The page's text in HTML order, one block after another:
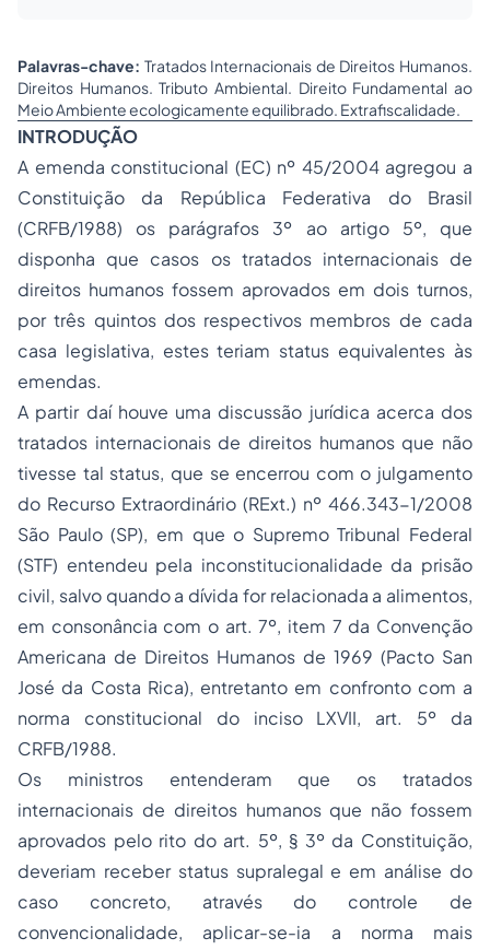
Palavras-chave: Tratados Internacionais de Direitos Humanos.
Direitos Humanos. Tributo Ambiental. Direito Fundamental ao
Meio Ambiente ecologicamente equilibrado. Extrafiscalidade.
INTRODUÇÃO
A emenda constitucional (EC) nº 45/2004 agregou a
Constituição da República Federativa do Brasil
(CRFB/1988) os parágrafos 3º ao artigo 5º, que
disponha que casos os tratados internacionais de
direitos humanos fossem aprovados em dois turnos,
por três quintos dos respectivos membros de cada
casa legislativa, estes teriam status equivalentes às
emendas.
A partir daí houve uma discussão jurídica acerca dos
tratados internacionais de direitos humanos que não
tivesse tal status, que se encerrou com o julgamento
do Recurso Extraordinário (RExt.) nº 466.343-1/2008
São Paulo (SP), em que o Supremo Tribunal Federal
(STF) entendeu pela inconstitucionalidade da prisão
civil, salvo quando a dívida for relacionada a alimentos,
em consonância com o art. 7º, item 7 da Convenção
Americana de Direitos Humanos de 1969 (Pacto San
José da Costa Rica), entretanto em confronto com a
norma constitucional do inciso LXVII, art. 5º da
CRFB/1988.
Os ministros entenderam que os tratados
internacionais de direitos humanos que não fossem
aprovados pelo rito do art. 5º, § 3º da Constituição,
deveriam receber status supralegal e em análise do
caso concreto, através do controle de
convencionalidade, aplicar-se-ia a norma mais